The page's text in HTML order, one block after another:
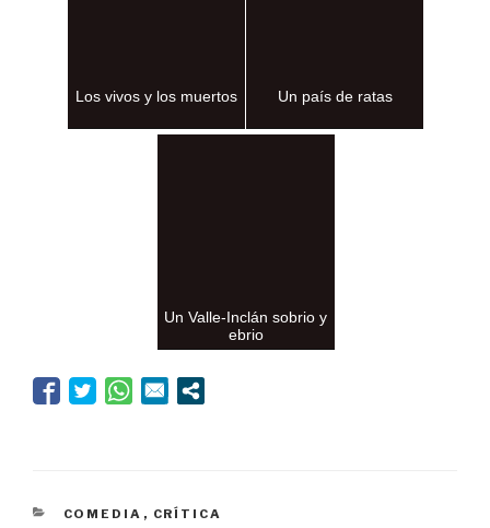
Los vivos y los muertos Un país de ratas
Un Valle-Inclán sobrio y
ebrio
CATEGORÍAS
COMEDIA , CRÍTICA